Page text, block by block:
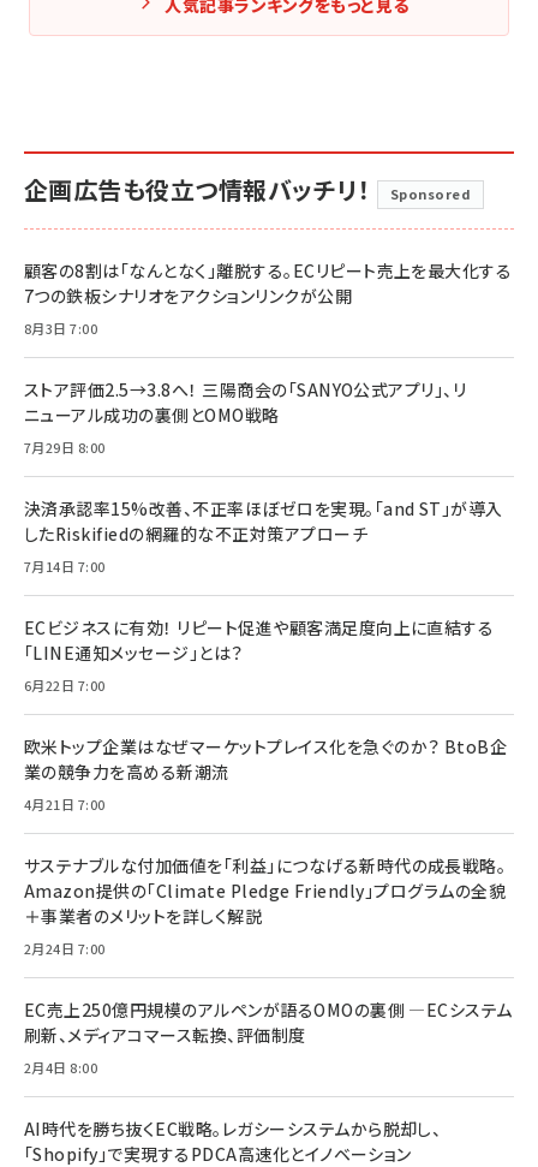
人気記事ランキングをもっと見る
企画広告も役立つ情報バッチリ！ Sponsored
顧客の8割は「なんとなく」離脱する。ECリピート売上を最大化する
7つの鉄板シナリオをアクションリンクが公開
8月3日 7:00
ストア評価2.5→3.8へ！ 三陽商会の「SANYO公式アプリ」、リ
ニューアル成功の裏側とOMO戦略
7月29日 8:00
決済承認率15%改善、不正率ほぼゼロを実現。「and ST」が導入
したRiskifiedの網羅的な不正対策アプローチ
7月14日 7:00
ECビジネスに有効！ リピート促進や顧客満足度向上に直結する
「LINE通知メッセージ」とは？
6月22日 7:00
欧米トップ企業はなぜマーケットプレイス化を急ぐのか？ BtoB企
業の競争力を高める新潮流
4月21日 7:00
サステナブルな付加価値を「利益」につなげる新時代の成長戦略。
Amazon提供の「Climate Pledge Friendly」プログラムの全貌
＋事業者のメリットを詳しく解説
2月24日 7:00
EC売上250億円規模のアルペンが語るOMOの裏側 ―ECシステム
刷新、メディアコマース転換、評価制度
2月4日 8:00
AI時代を勝ち抜くEC戦略。レガシーシステムから脱却し、
「Shopify」で実現するPDCA高速化とイノベーション